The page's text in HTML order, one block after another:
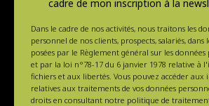
cadre de mon inscription à la
Dans le cadre de nos activités, nous traitons les
personnel de nos clients, prospects, salariés, dans
posées par le Règlement général sur les données
et par la loi n°78-17 du 6 janvier 1978 relative à
fichiers et aux libertés. Vous pouvez accéder
relatives aux traitements de vos données
droits en consultant notre politique de